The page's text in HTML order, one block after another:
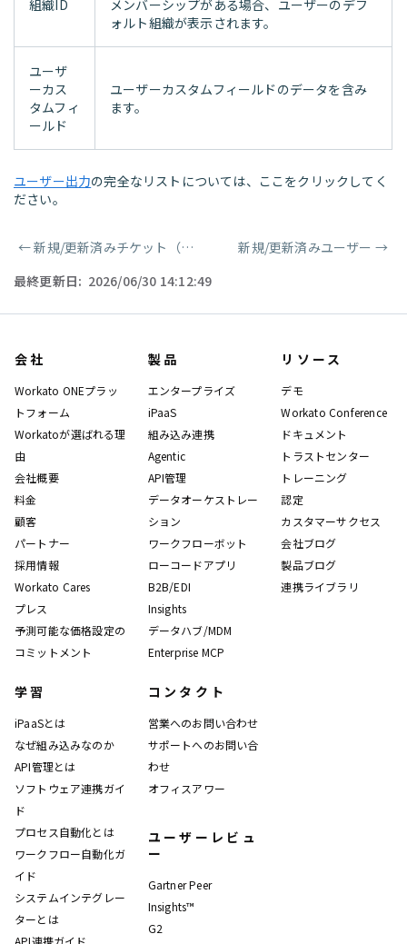
組織ID
メンバーシップがある場合、ユーザーのデフ
ォルト組織が表示されます。
ユーザ
ーカス
タムフィ
ールド
ユーザーカスタムフィールドのデータを含み
ます。
ユーザー出力の完全なリストについては、ここをクリックしてく
ださい。
ページャー
←新規/更新済みチケット（リアルタイム） 新規/更新済みユーザー →
最終更新日: 2026/06/30 14:12:49
会社
Workato ONEプラッ
トフォーム
Workatoが選ばれる理
由
会社概要
料金
顧客
パートナー
採用情報
Workato Cares
プレス
予測可能な価格設定の
コミットメント
製品
エンタープライズ
iPaaS
組み込み連携
Agentic
API管理
データオーケストレー
ション
ワークフローボット
ローコードアプリ
B2B/EDI
Insights
データハブ/MDM
Enterprise MCP
リソース
デモ
Workato Conference
ドキュメント
トラストセンター
トレーニング
認定
カスタマーサクセス
会社ブログ
製品ブログ
連携ライブラリ
学習
iPaaSとは
なぜ組み込みなのか
API管理とは
ソフトウェア連携ガイ
ド
プロセス自動化とは
ワークフロー自動化ガ
イド
システムインテグレー
ターとは
API連携ガイド
コンタクト
営業へのお問い合わせ
サポートへのお問い合
わせ
オフィスアワー
ユーザーレビュ
ー
Gartner Peer
Insights™
G2